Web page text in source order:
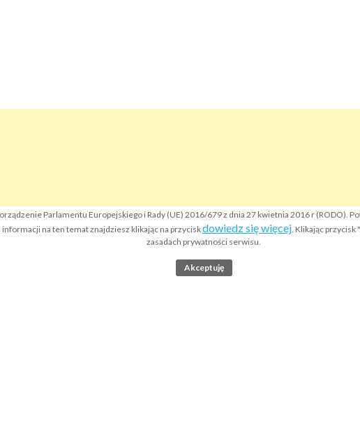
Parlamentu Europejskiego i Rady (UE) 2016/679 z dnia 27 kwietnia 2016 r (RODO).
na ten temat znajdziesz klikając na przyciskdowiedz się więcej. Klikając przycisk
zasadach prywatności serwisu.
Akceptuję